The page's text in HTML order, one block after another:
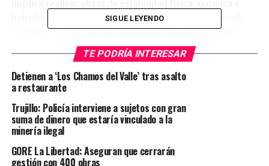
hidrológica para reducir la contaminación ambiental,
proteger la salud de los pobladores y la ecología del
Summa Gold Corporation, empresa minera que realiza
operaciones en Huamachuco, tuvo que tomar acciones
inmediatas apenas se ejecutó la mencionada
erradicación de estos operadores ilegales. Luego de
varias coordinaciones con los propietarios, la compañía
pudo tomar posesión de los terrenos concesionados por
el Estado donde se realizaba la minería ilegal y a la vez
descubrir el estado de los mismos.
SIGUE LEYENDO
TE PODRÍA INTERESAR
Detienen a ‘Los Chamos del Valle’ tras asalto
a restaurante
Trujillo: Policía interviene a sujetos con gran
suma de dinero que estaría vinculado a la
minería ilegal
GORE La Libertad: Aseguran que cerrarán
gestión con 400 obras